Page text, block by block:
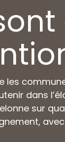
les
dans
sur